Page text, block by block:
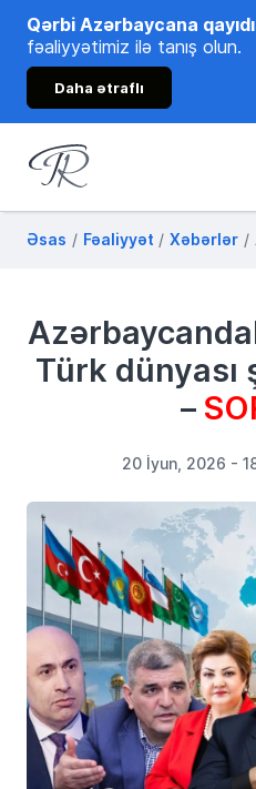
Qərbi Azərbaycana
fəaliyyətimiz ilə tanış olun.
Daha ətraflı
Tənzilə Rüstəmxanlı
Əsas Fəaliyyət Xəbərlər
Türk dünyası
–
20 İyun, 2026 -